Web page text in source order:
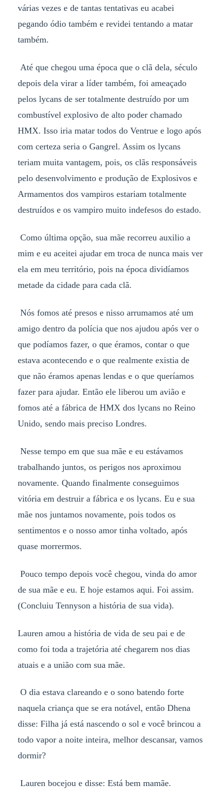
várias vezes e de tantas tentativas eu acabei
pegando ódio também e revidei tentando a matar
também.
Até que chegou uma época que o clã dela, século
depois dela virar a líder também, foi ameaçado
pelos lycans de ser totalmente destruído por um
combustível explosivo de alto poder chamado
HMX. Isso iria matar todos do Ventrue e logo após
com certeza seria o Gangrel. Assim os lycans
teriam muita vantagem, pois, os clãs responsáveis
pelo desenvolvimento e produção de Explosivos e
Armamentos dos vampiros estariam totalmente
destruídos e os vampiro muito indefesos do estado.
Como última opção, sua mãe recorreu auxilio a
mim e eu aceitei ajudar em troca de nunca mais ver
ela em meu território, pois na época dividíamos
metade da cidade para cada clã.
Nós fomos até presos e nisso arrumamos até um
amigo dentro da polícia que nos ajudou após ver o
que podíamos fazer, o que éramos, contar o que
estava acontecendo e o que realmente existia de
que não éramos apenas lendas e o que queríamos
fazer para ajudar. Então ele liberou um avião e
fomos até a fábrica de HMX dos lycans no Reino
Unido, sendo mais preciso Londres.
Nesse tempo em que sua mãe e eu estávamos
trabalhando juntos, os perigos nos aproximou
novamente. Quando finalmente conseguimos
vitória em destruir a fábrica e os lycans. Eu e sua
mãe nos juntamos novamente, pois todos os
sentimentos e o nosso amor tinha voltado, após
quase morrermos.
Pouco tempo depois você chegou, vinda do amor
de sua mãe e eu. E hoje estamos aqui. Foi assim.
(Concluiu Tennyson a história de sua vida).
Lauren amou a história de vida de seu pai e de
como foi toda a trajetória até chegarem nos dias
atuais e a união com sua mãe.
O dia estava clareando e o sono batendo forte
naquela criança que se era notável, então Dhena
disse: Filha já está nascendo o sol e você brincou a
todo vapor a noite inteira, melhor descansar, vamos
dormir?
Lauren bocejou e disse: Está bem mamãe.